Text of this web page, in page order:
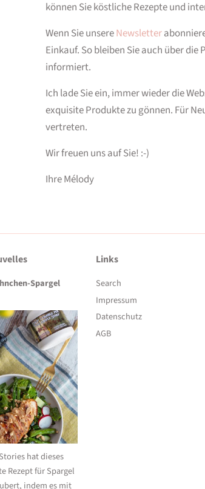
können Sie köstliche Rezepte und
Wenn Sie unsereNewsletter
Einkauf. So bleiben Sie auch über
informiert.
Ich lade Sie ein, immer wieder die
exquisite Produkte zu gönnen. Für
vertreten.
Wir freuen uns auf Sie! :-)
Ihre Mélody
Spargel
hat dieses
Rezept für Spargel
indem es mit
Links
Search
Impressum
Datenschutz
AGB